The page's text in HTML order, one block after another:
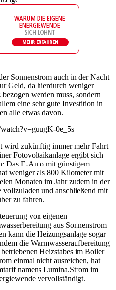
Sonnenstrom auch in der Nacht
Geld, da hierdurch weniger
werden muss, sondern
eine sehr gute Investition in
alle etwas davon.
0e_5s
wird zukünftig immer mehr Fahrt
Fotovoltaikanlage ergibt sich
Das E-Auto mit günstigem
weniger als 800 Kilometer mit
Monaten im Jahr zudem in der
vollzuladen und anschließend mit
zu fahren.
von eigenen
aus Sonnenstrom
kann die Heizungsanlage sogar
die Warmwasseraufbereitung
Heizstabes im Boiler
einmal nicht ausreichen, hat
namens Lumina.Strom im
vervollständigt.